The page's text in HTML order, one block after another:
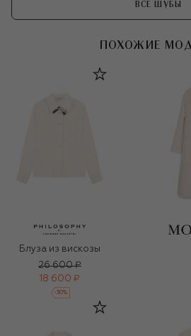
ВСЕ ШУБЫ
ПОХОЖИЕ
Блуза из вискозы
26 600 ₽
18 600 ₽
-30%